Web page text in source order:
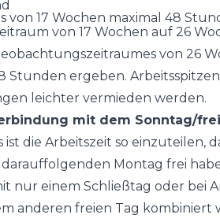
von 17 Wochen maximal 48
von 17 Wochen auf 26
von 26
Stunden ergeben.
leichter vermieden werden.
mit dem Sonntag/
die Arbeitszeit so
Montag frei
nur einem Schließtag oder bei
anderen freien Tag kombiniert